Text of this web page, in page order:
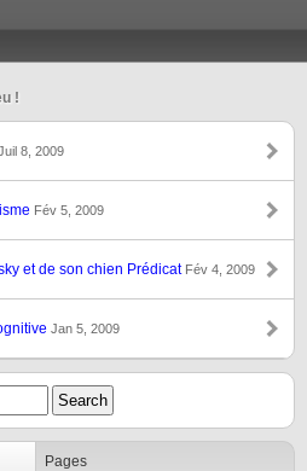
!
8, 2009
Fév 5, 2009
et de son chien Prédicat Fév 4, 2009
Jan 5, 2009
Pages